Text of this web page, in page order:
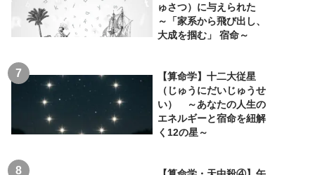
ゅさつ）に与えられた
～「家系から飛び出し、
大成を掴む」 宿命～
【算命学】十二大従星
（じゅうにだいじゅうせ
い） ～あなたの人生の
エネルギーと宿命を紐解
く12の星～